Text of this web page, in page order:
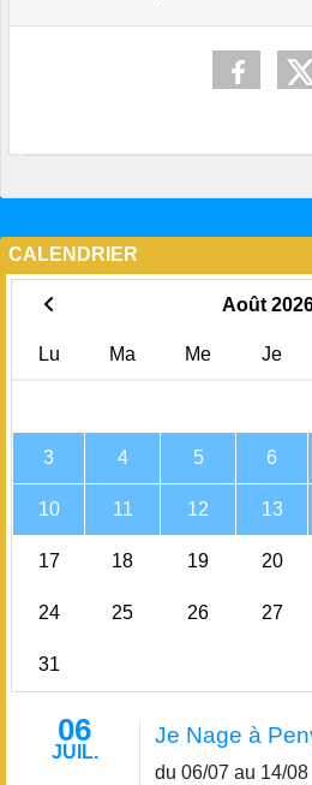
CALENDRIER
Août
Lu Ma Me Je
3 4 5 6
10 11 12 13
17 18 19 20
24 25 26 27
31
06
JUIL.
Je Nage à
du 06/07 au 14/08